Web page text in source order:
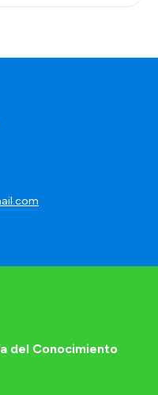
del Conocimiento